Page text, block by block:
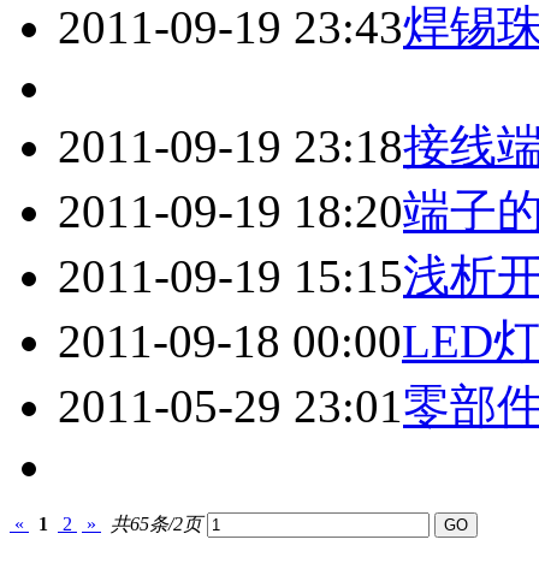
2011-09-19 23:43焊锡
2011-09-19 23:18接线
2011-09-19 18:20端子
2011-09-19 15:15浅析
2011-09-18 00:00LED
2011-05-29 23:01零部
« 1 2 » 共65条/2页